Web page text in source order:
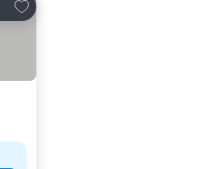
Lisää suosikkeihin